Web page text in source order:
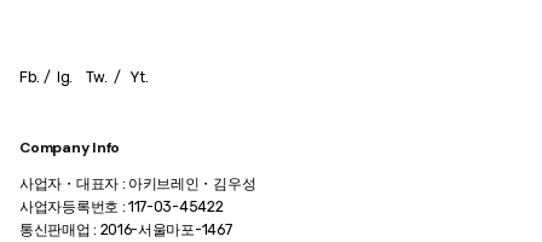
Fb. / Ig. Tw. /Yt.
Company Info
사업자・대표자 : 아키브레인・김우성
사업자등록번호 : 117-03-45422
통신판매업 : 2016-서울마포-1467